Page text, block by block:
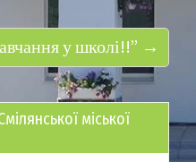
у школі!!” →
міської